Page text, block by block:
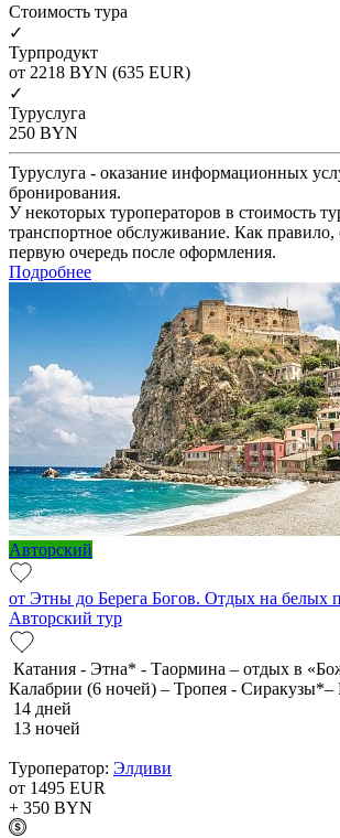
Cтоимость тура
✓
Турпродукт
от 2218 BYN (635 EUR)
✓
Туруслуга
250 BYN
Туруслуга - оказание информационных
бронирования.
У некоторых туроператоров в стоимость
транспортное обслуживание. Как правило,
первую очередь после оформления.
Подробнее
Авторский
от Этны до Берега Богов. Отдых на белых
Авторский тур
Катания - Этна* - Таормина – отдых в
Калабрии (6 ночей) – Тропея -
14 дней
13 ночей
Туроператор: Элдиви
от 1495 EUR
+ 350 BYN